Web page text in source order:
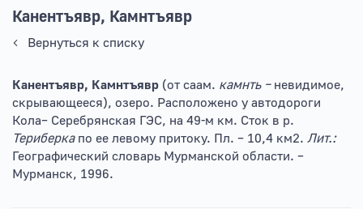
Канентъявр, Камнтъявр
Вернуться к списку
Канентъявр, Камнтъявр (от саам. камнть – невидимое,
скрывающееся), озеро. Расположено у автодороги
Кола– Серебрянская ГЭС, на 49-м км. Сток в р.
Териберкапо ее левому притоку. Пл. – 10,4 км2. Лит.:
Географический словарь Мурманской области. –
Мурманск, 1996.